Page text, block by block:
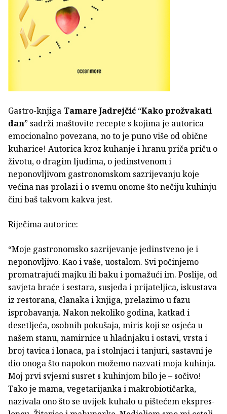
Gastro-knjiga Tamare Jadrejčić “Kako prožvakati
dan” sadrži maštovite recepte s kojima je autorica
emocionalno povezana, no to je puno više od obične
kuharice! Autorica kroz kuhanje i hranu priča priču o
životu, o dragim ljudima, o jedinstvenom i
neponovljivom gastronomskom sazrijevanju koje
većina nas prolazi i o svemu onome što nečiju kuhinju
čini baš takvom kakva jest.
Riječima autorice:
“Moje gastronomsko sazrijevanje jedinstveno je i
neponovljivo. Kao i vaše, uostalom. Svi počinjemo
promatrajući majku ili baku i pomažući im. Poslije, od
savjeta braće i sestara, susjeda i prijateljica, iskustava
iz restorana, članaka i knjiga, prelazimo u fazu
isprobavanja. Nakon nekoliko godina, katkad i
desetljeća, osobnih pokušaja, miris koji se osjeća u
našem stanu, namirnice u hladnjaku i ostavi, vrsta i
broj tavica i lonaca, pa i stolnjaci i tanjuri, sastavni je
dio onoga što napokon možemo nazvati moja kuhinja.
Moj prvi svjesni susret s kuhinjom bilo je – sočivo!
Tako je mama, vegetarijanka i makrobiotičarka,
nazivala ono što se uvijek kuhalo u pištećem ekspres-